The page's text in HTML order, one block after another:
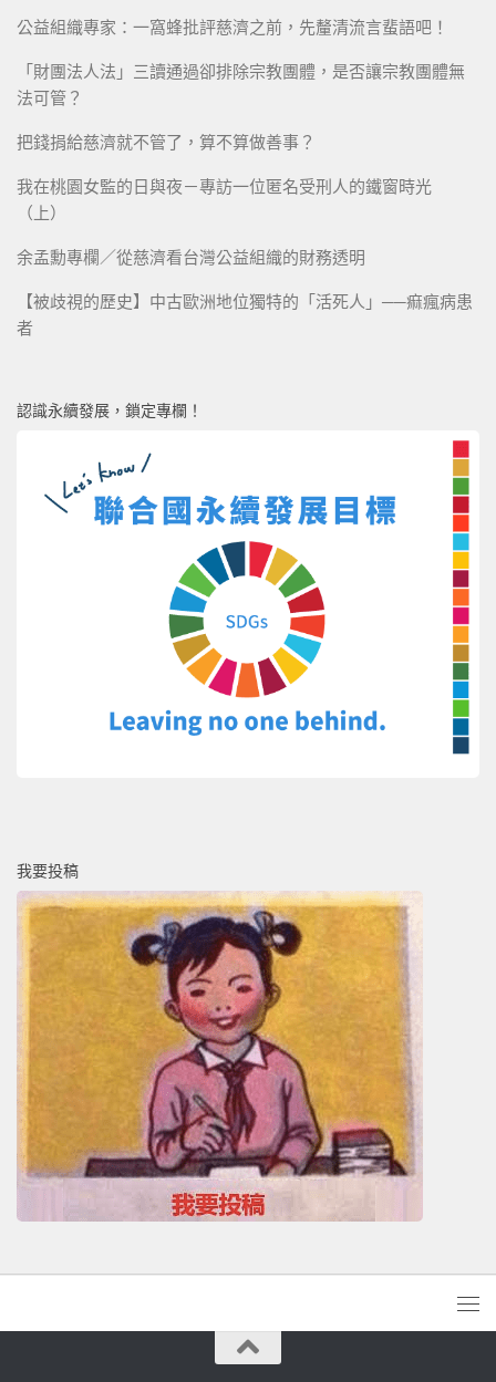
公益組織專家：一窩蜂批評慈濟之前，先釐清流言蜚語吧！
「財團法人法」三讀通過卻排除宗教團體，是否讓宗教團體無
法可管？
把錢捐給慈濟就不管了，算不算做善事？
我在桃園女監的日與夜－專訪一位匿名受刑人的鐵窗時光
（上）
余孟勳專欄／從慈濟看台灣公益組織的財務透明
【被歧視的歷史】中古歐洲地位獨特的「活死人」──痲瘋病患
者
認識永續發展，鎖定專欄！
我要投稿